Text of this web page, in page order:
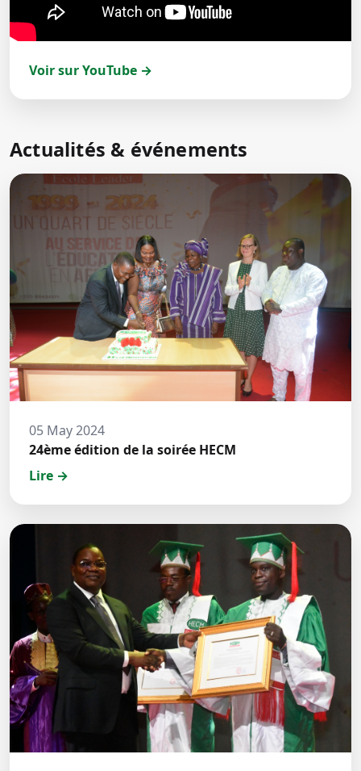
Voir sur YouTube →
Actualités & événements
05 May 2024
24ème édition de la soirée HECM
Lire →